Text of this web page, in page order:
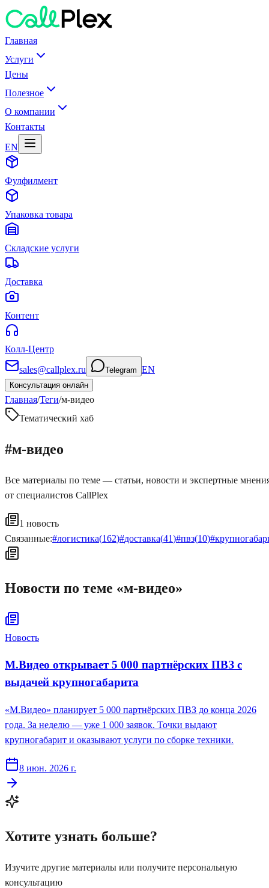
Главная
Услуги
Цены
Полезное
О компании
Контакты
EN
Фулфилмент
Упаковка товара
Складские услуги
Доставка
Контент
Колл-Центр
sales@callplex.ru
Telegram EN
Консультация онлайн
Главная/Теги/м-видео
Тематический хаб
#м-видео
Все материалы по теме — статьи, новости и экспертные
от специалистов CallPlex
1 новость
Связанные:#логистика(162)#доставка(41)#пвз(10)#
Новости по теме «м-видео»
Новость
М.Видео открывает 5 000 партнёрских ПВЗ с
выдачей крупногабарита
«М.Видео» планирует 5 000 партнёрских ПВЗ до конца 2026
года. За неделю — уже 1 000 заявок. Точки выдают
крупногабарит и оказывают услуги по сборке техники.
8 июн. 2026 г.
Хотите узнать больше?
Изучите другие материалы или получите персональную
консультацию